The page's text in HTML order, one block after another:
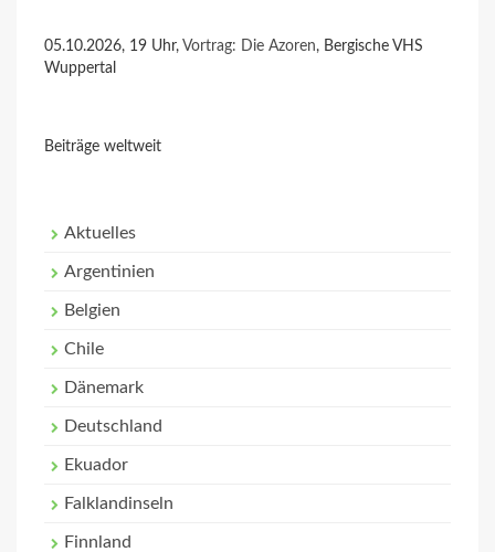
05.10.2026, 19 Uhr, Vortrag: Die Azoren, Bergische VHS
Wuppertal
Beiträge weltweit
Aktuelles
Argentinien
Belgien
Chile
Dänemark
Deutschland
Ekuador
Falklandinseln
Finnland